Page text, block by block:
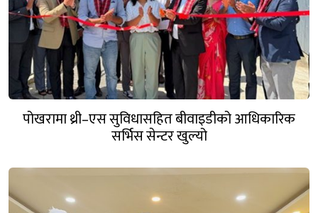
पोखरामा थ्री–एस सुविधासहित बीवाइडीको आधिकारिक
सर्भिस सेन्टर खुल्यो